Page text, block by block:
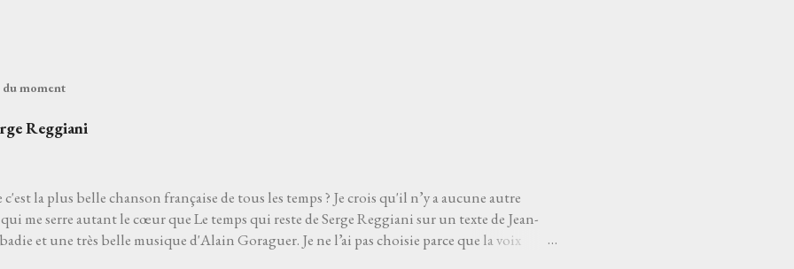
du moment
Reggiani
c'est la plus belle chanson française de tous les temps ? Je crois qu'il n’y a aucune autre
me serre autant le cœur que Le temps qui reste de Serge Reggiani sur un texte de Jean-
et une très belle musique d'Alain Goraguer. Je ne l’ai pas choisie parce que la voix